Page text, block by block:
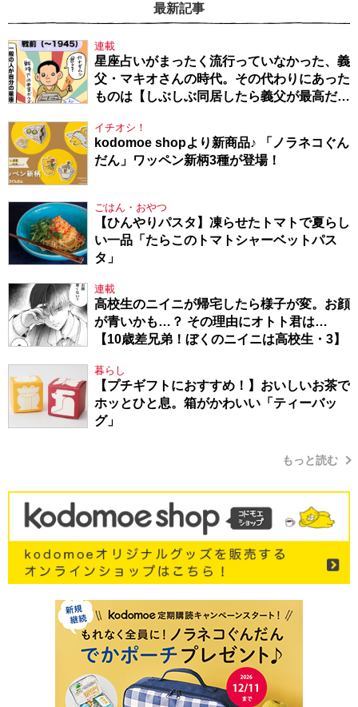
最新記事
連載
星座占いがまったく流行っていなかった、義
父・マキオさんの時代。その代わりにあった
ものは【しぶしぶ同居したら義父が最高だっ
イチオシ！
kodomoe shopより新商品♪ 「ノラネコぐん
だん」ワッペン新柄3種が登場！
ごはん・おやつ
【ひんやりパスタ】凍らせたトマトで夏らし
い一品「たらこのトマトシャーベットパス
タ」
連載
高校生のニイニが帰宅したら様子が変。お顔
が青いかも…？ その理由にオトト君は…
【10歳差兄弟！ぼくのニイニは高校生・3】
暮らし
【プチギフトにおすすめ！】おいしいお茶で
ホッとひと息。箱がかわいい「ティーバッ
グ」
もっと読む